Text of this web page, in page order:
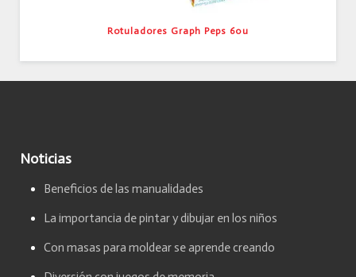
Rotuladores Graph Peps 60u
Noticias
Beneficios de las manualidades
La importancia de pintar y dibujar en los niños
Con masas para moldear se aprende creando